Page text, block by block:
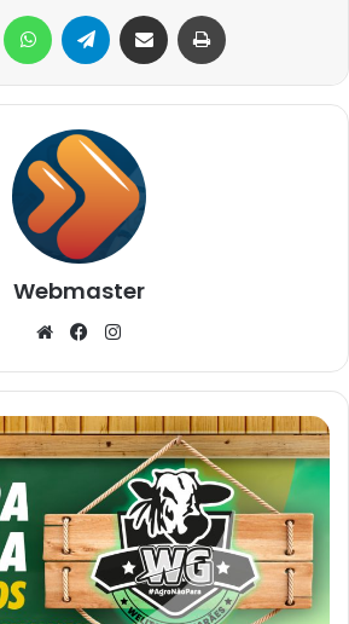
Linkedin WhatsAppTelegram Compartilhar via e-mail
Webmaster
WebsiteFacebook